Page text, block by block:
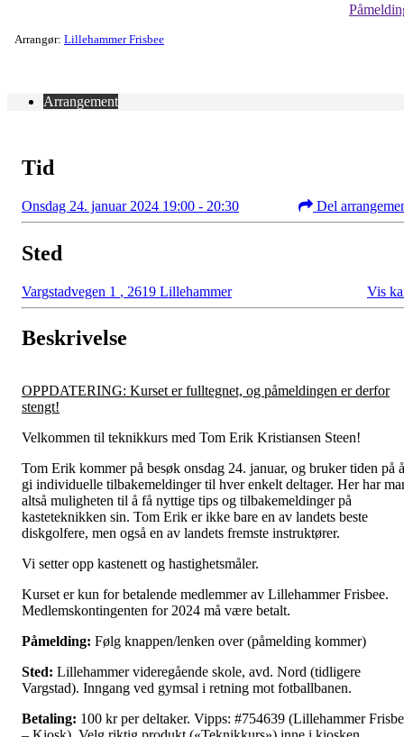
Arrangør: Lillehammer Frisbee
Arrangement
Tid
Onsdag 24. januar 2024 19:00 - 20:30 Del
Sted
Vargstadvegen 1 , 2619 Lillehammer Vis
Beskrivelse
OPPDATERING: Kurset er fulltegnet, og påmeldingen er derfor
stengt!
Velkommen til teknikkurs med Tom Erik Kristiansen Steen!
Tom Erik kommer på besøk onsdag 24. januar, og bruker tiden på å
gi individuelle tilbakemeldinger til hver enkelt deltager. Her har
altså muligheten til å få nyttige tips og tilbakemeldinger på
kasteteknikken sin. Tom Erik er ikke bare en av landets beste
diskgolfere, men også en av landets fremste instruktører.
Vi setter opp kastenett og hastighetsmåler.
Kurset er kun for betalende medlemmer av Lillehammer Frisbee.
Medlemskontingenten for 2024 må være betalt.
Påmelding: Følg knappen/lenken over (påmelding kommer)
Sted: Lillehammer videregående skole, avd. Nord (tidligere
Vargstad). Inngang ved gymsal i retning mot fotballbanen.
Betaling: 100 kr per deltaker. Vipps: #754639 (Lillehammer